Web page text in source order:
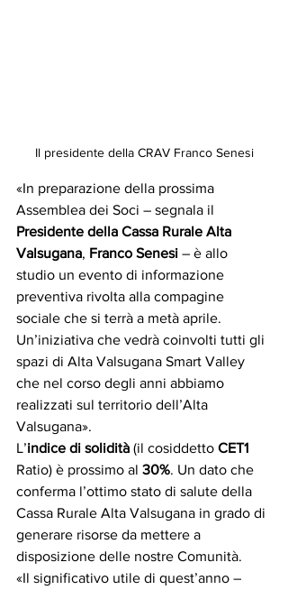
Il presidente della CRAV Franco Senesi
«In preparazione della prossima
Assemblea dei Soci – segnala il
Presidente della Cassa Rurale Alta
Valsugana, Franco Senesi – è allo
studio un evento di informazione
preventiva rivolta alla compagine
sociale che si terrà a metà aprile.
Un’iniziativa che vedrà coinvolti tutti gli
spazi di Alta Valsugana Smart Valley
che nel corso degli anni abbiamo
realizzati sul territorio dell’Alta
Valsugana».
L’indice di solidità (il cosiddetto CET1
Ratio) è prossimo al 30%. Un dato che
conferma l’ottimo stato di salute della
Cassa Rurale Alta Valsugana in grado di
generare risorse da mettere a
disposizione delle nostre Comunità.
«Il significativo utile di quest’anno –